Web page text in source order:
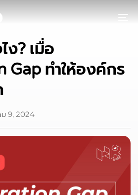
ง? เมื่อ
Gap ทำให้องค์กร
ม 9, 2024